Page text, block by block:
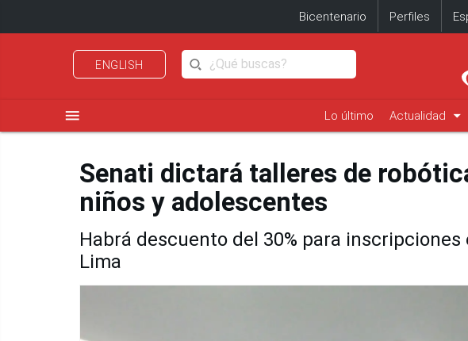
Bicentenario Perfiles
ENGLISH
menu Lo último Actualidad arrow_drop_down
Senati dictará talleres de
niños y adolescentes
Habrá descuento del 30% para
Lima